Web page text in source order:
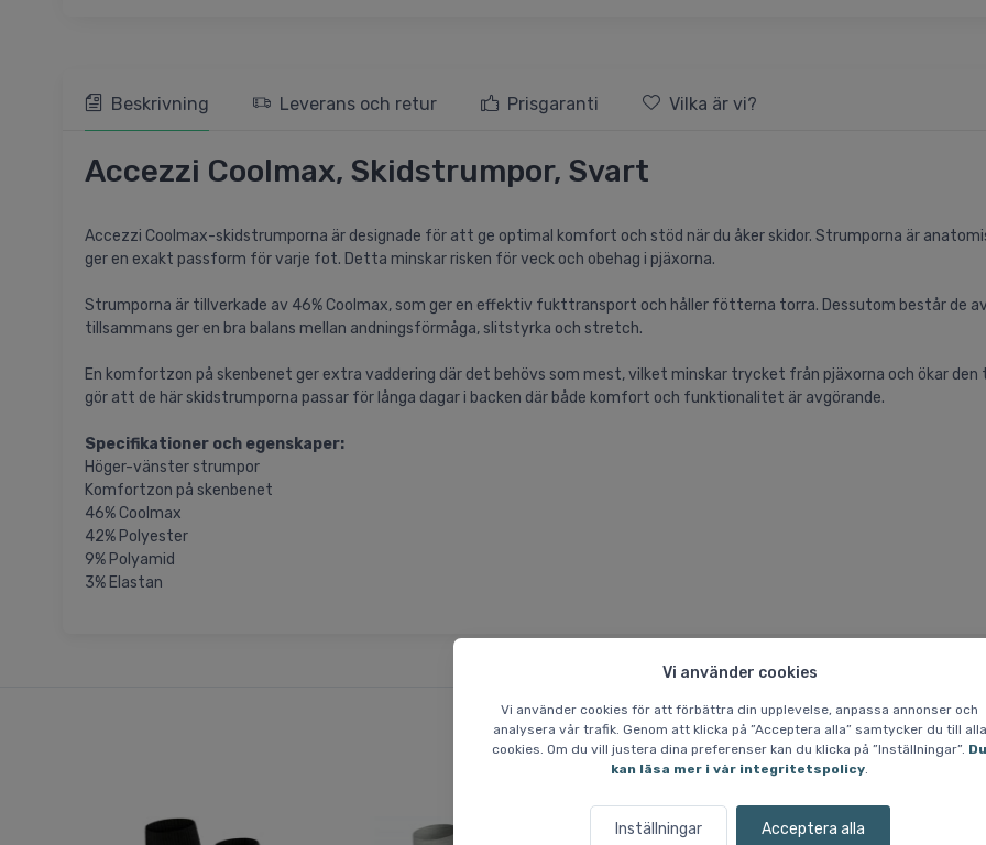
Vi använder cookies
Vi använder cookies för att förbättra din upplevelse, anpassa annonser och
analysera vår trafik. Genom att klicka på ”Acceptera alla” samtycker du till alla
cookies. Om du vill justera dina preferenser kan du klicka på ”Inställningar”. Du
kan läsa mer i vår integritetspolicy
Inställningar Acceptera alla
Beskrivning Leverans och retur Prisgaranti Vilka är vi?
Accezzi Coolmax, Skidstrumpor, Svart
Accezzi Coolmax-skidstrumporna är designade för att ge optimal komfort och stöd när du åker skidor. Strumporna är
ger en exakt passform för varje fot. Detta minskar risken för veck och obehag i pjäxorna.
Strumporna är tillverkade av 46% Coolmax, som ger en effektiv fukttransport och håller fötterna torra. Dessutom består de
tillsammans ger en bra balans mellan andningsförmåga, slitstyrka och stretch.
En komfortzon på skenbenet ger extra vaddering där det behövs som mest, vilket minskar trycket från pjäxorna och ökar
gör att de här skidstrumporna passar för långa dagar i backen där både komfort och funktionalitet är avgörande.
Specifikationer och egenskaper:
Höger-vänster strumpor
Komfortzon på skenbenet
46% Coolmax
42% Polyester
9% Polyamid
3% Elastan
Liknande varor